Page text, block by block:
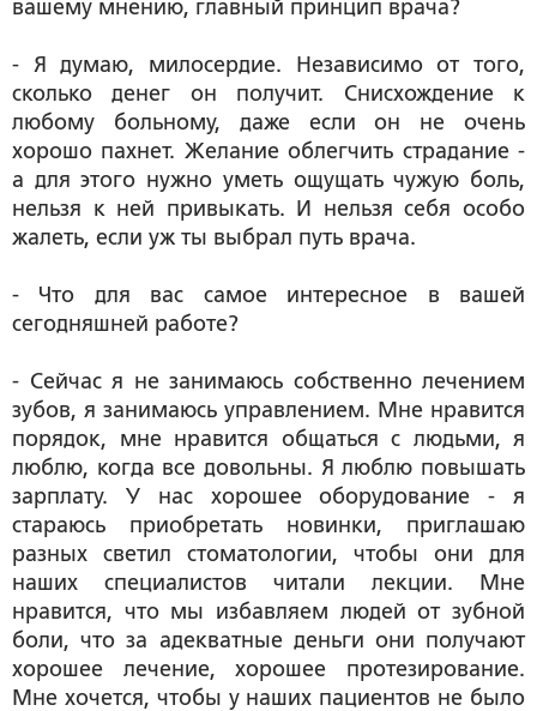
вашему мнению, главный принцип врача?
- Я думаю, милосердие. Независимо от того,
сколько денег он получит. Снисхождение к
любому больному, даже если он не очень
хорошо пахнет. Желание облегчить страдание -
а для этого нужно уметь ощущать чужую боль,
нельзя к ней привыкать. И нельзя себя особо
жалеть, если уж ты выбрал путь врача.
- Что для вас самое интересное в вашей
сегодняшней работе?
- Сейчас я не занимаюсь собственно лечением
зубов, я занимаюсь управлением. Мне нравится
порядок, мне нравится общаться с людьми, я
люблю, когда все довольны. Я люблю повышать
зарплату. У нас хорошее оборудование - я
стараюсь приобретать новинки, приглашаю
разных светил стоматологии, чтобы они для
наших специалистов читали лекции. Мне
нравится, что мы избавляем людей от зубной
боли, что за адекватные деньги они получают
хорошее лечение, хорошее протезирование.
Мне хочется, чтобы у наших пациентов не было